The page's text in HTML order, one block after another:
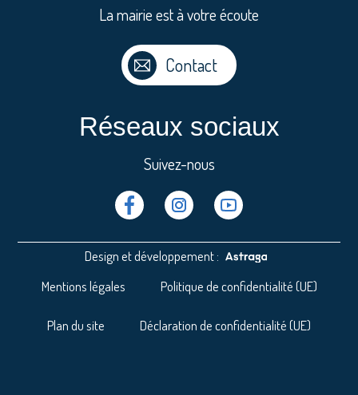
La mairie est à votre écoute
Contact
Réseaux sociaux
Suivez-nous
Facebook Instragram
Design et développement :
Mentions légales
Politique de confidentialité (UE)
Plan du site Déclaration de confidentialité (UE)